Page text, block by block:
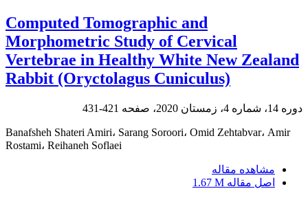
Computed Tomographic and
Morphometric Study of Cervical
Vertebrae in Healthy White New Zealand
Rabbit (Oryctolagus Cuniculus)
دوره 14، شماره 4، زمستان 2020، صفحه 421-431
Banafsheh Shateri Amiri، Sarang Soroori، Omid Zehtabvar، Amir
Rostami، Reihaneh Soflaei
مشاهده مقاله
اصل مقاله 1.67 M